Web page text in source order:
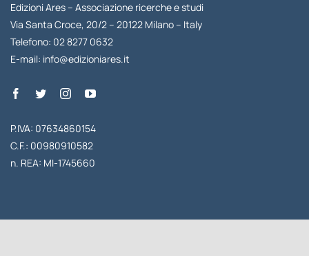
Edizioni Ares – Associazione ricerche e studi
Via Santa Croce, 20/2 – 20122 Milano – Italy
Telefono: 02 8277 0632
E-mail: info@edizioniares.it
P.IVA: 07634860154
C.F.: 00980910582
n. REA: MI-1745660